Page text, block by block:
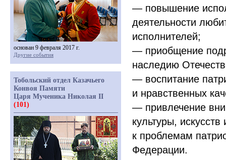
— повышение
деятельности
исполнителей;
— приобщение
наследию
— воспитание
и нравственных
— привлечение
культуры,
к проблемам
Федерации.
основан 9 февраля 2017 г.
Другие события
Тобольский отдел Казачьего
Конвоя Памяти
Царя Мученика Николая II
(101)